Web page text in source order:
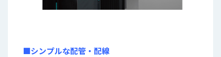
■シンプルな配管・配線